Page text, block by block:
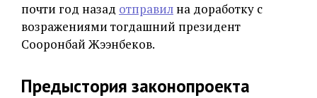
почти год назад отправил на доработку с
возражениями тогдашний президент
Сооронбай Жээнбеков.
Предыстория законопроекта